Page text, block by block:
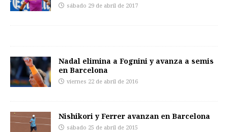
sábado 29 de abril de 2017
Nadal elimina a Fognini y avanza a semis
en Barcelona
viernes 22 de abril de 2016
Nishikori y Ferrer avanzan en Barcelona
sábado 25 de abril de 2015